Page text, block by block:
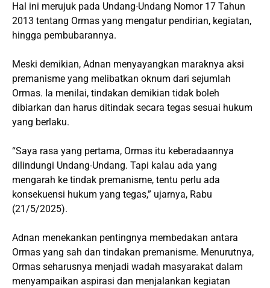
Hal ini merujuk pada Undang-Undang Nomor 17 Tahun
2013 tentang Ormas yang mengatur pendirian, kegiatan,
hingga pembubarannya.
Meski demikian, Adnan menyayangkan maraknya aksi
premanisme yang melibatkan oknum dari sejumlah
Ormas. Ia menilai, tindakan demikian tidak boleh
dibiarkan dan harus ditindak secara tegas sesuai hukum
yang berlaku.
“Saya rasa yang pertama, Ormas itu keberadaannya
dilindungi Undang-Undang. Tapi kalau ada yang
mengarah ke tindak premanisme, tentu perlu ada
konsekuensi hukum yang tegas,” ujarnya, Rabu
(21/5/2025).
Adnan menekankan pentingnya membedakan antara
Ormas yang sah dan tindakan premanisme. Menurutnya,
Ormas seharusnya menjadi wadah masyarakat dalam
menyampaikan aspirasi dan menjalankan kegiatan